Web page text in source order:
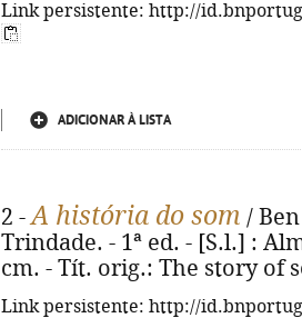
Link persistente: http://
ADICIONAR À LISTA
2 -A história do som /
Trindade. - 1ª ed. - [S.l.] :
cm. - Tít. orig.: The story of
Link persistente: http://